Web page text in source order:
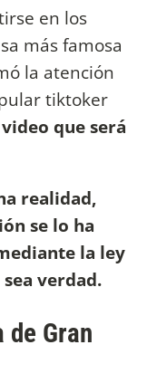
en los
más famosa
la atención
tiktoker
que será
realidad,
se lo ha
la ley
verdad.
Gran